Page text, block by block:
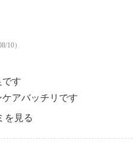
クルセラムＷＰＰ：パ
ーム」
クルホワイトＵＶ５０
「＜リンクルセラムＷＰ
10）
です
アバッチリです
を見る